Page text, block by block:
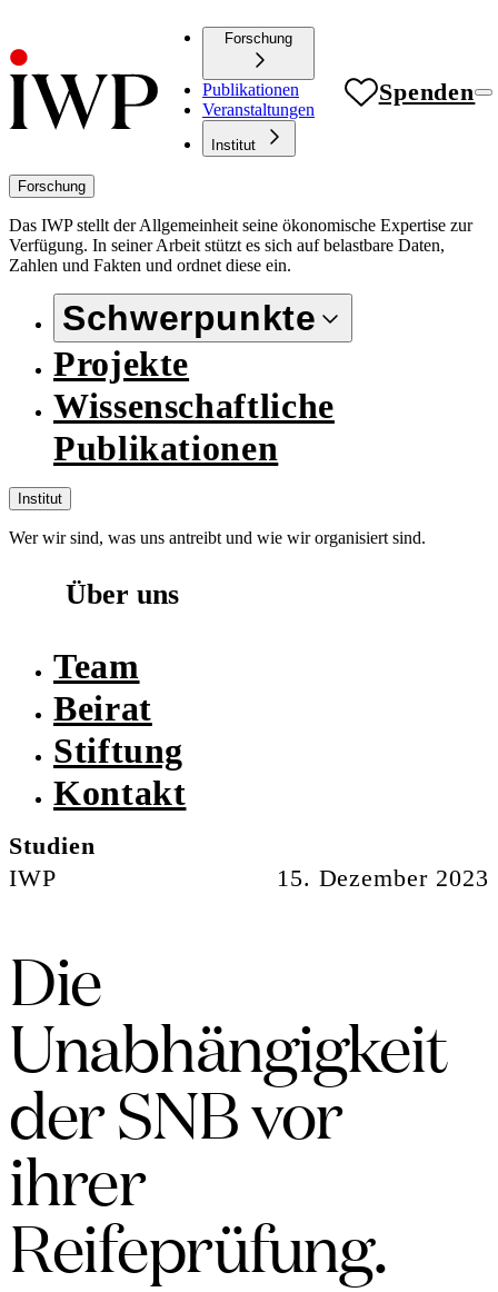
Forschung
Publikationen
Veranstaltungen
Institut
Spenden
Forschung
Das IWP stellt der Allgemeinheit seine ökonomische Expertise zur
Verfügung. In seiner Arbeit stützt es sich auf belastbare Daten,
Zahlen und Fakten und ordnet diese ein.
Schwerpunkte
Projekte
Wissenschaftliche
Publikationen
Institut
Wer wir sind, was uns antreibt und wie wir organisiert sind.
Über uns
Team
Beirat
Stiftung
Kontakt
Studien
IWP
15. Dezember 2023
Die
Unabhängigkeit
der SNB vor
ihrer
Reifeprüfung.